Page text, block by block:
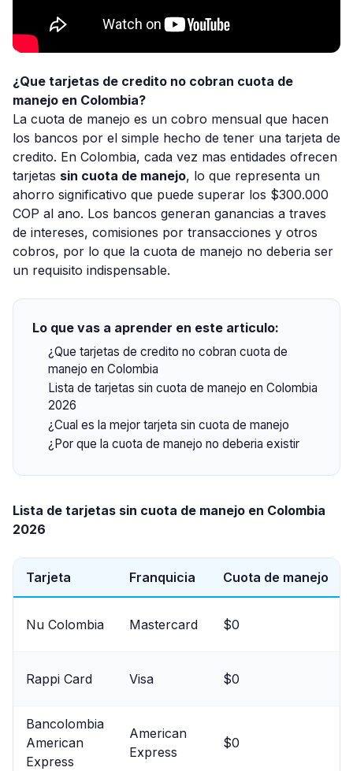
¿Que tarjetas de credito no cobran cuota de
manejo en Colombia?
La cuota de manejo es un cobro mensual que hacen
los bancos por el simple hecho de tener una tarjeta de
credito. En Colombia, cada vez mas entidades ofrecen
tarjetas sin cuota de manejo, lo que representa un
ahorro significativo que puede superar los $300.000
COP al ano. Los bancos generan ganancias a traves
de intereses, comisiones por transacciones y otros
cobros, por lo que la cuota de manejo no deberia ser
un requisito indispensable.
Lo que vas a aprender en este articulo:
¿Que tarjetas de credito no cobran cuota de
manejo en Colombia
Lista de tarjetas sin cuota de manejo en Colombia
2026
¿Cual es la mejor tarjeta sin cuota de manejo
¿Por que la cuota de manejo no deberia existir
Lista de tarjetas sin cuota de manejo en Colombia
2026
Tarjeta Franquicia Cuota de manejo
Nu Colombia Mastercard $0
Rappi Card Visa $0
Bancolombia
American
Express
American
Express
$0